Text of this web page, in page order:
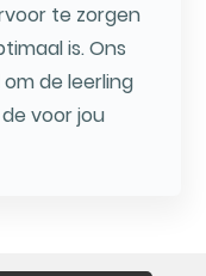
te zorgen
is. Ons
de leerling
voor jou